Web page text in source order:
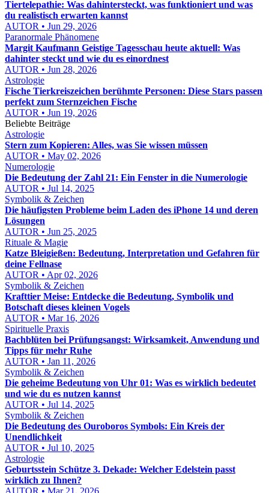
Tiertelepathie: Was dahintersteckt, was funktioniert und was
du realistisch erwarten kannst
AUTOR • Jun 29, 2026
Paranormale Phänomene
Margit Kaufmann Geistige Tagesschau heute aktuell: Was
dahinter steckt und wie du es einordnest
AUTOR • Jun 28, 2026
Astrologie
Fische Tierkreiszeichen berühmte Personen: Diese Stars passen
perfekt zum Sternzeichen Fische
AUTOR • Jun 19, 2026
Beliebte Beiträge
Astrologie
Stern zum Kopieren: Alles, was Sie wissen müssen
AUTOR • May 02, 2026
Numerologie
Die Bedeutung der Zahl 21: Ein Fenster in die Numerologie
AUTOR • Jul 14, 2025
Symbolik & Zeichen
Die häufigsten Probleme beim Laden des iPhone 14 und deren
Lösungen
AUTOR • Jun 25, 2025
Rituale & Magie
Katze Bleigießen: Bedeutung, Interpretation und Gefahren für
deine Fellnase
AUTOR • Apr 02, 2026
Symbolik & Zeichen
Krafttier Meise: Entdecke die Bedeutung, Symbolik und
Botschaft dieses kleinen Vogels
AUTOR • Mar 16, 2026
Spirituelle Praxis
Bachblüten bei Prüfungsangst: Wirksamkeit, Anwendung und
Tipps für mehr Ruhe
AUTOR • Jan 11, 2026
Symbolik & Zeichen
Die geheime Bedeutung von Uhr 01: Was es wirklich bedeutet
und wie du es nutzen kannst
AUTOR • Jul 14, 2025
Symbolik & Zeichen
Die Bedeutung des Ouroboros Symbols: Ein Kreis der
Unendlichkeit
AUTOR • Jul 10, 2025
Astrologie
Geburtsstein Schütze 3. Dekade: Welcher Edelstein passt
wirklich zu Ihnen?
AUTOR • Mar 21, 2026